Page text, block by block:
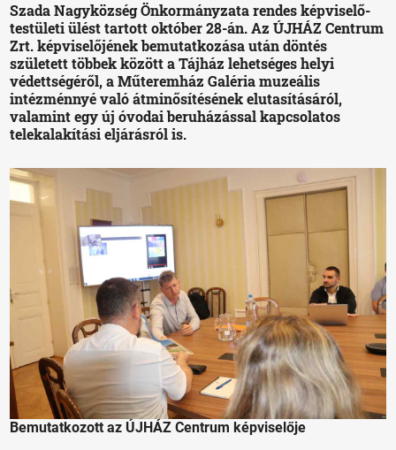
Szada Nagyközség Önkormányzata rendes képviselő-
testületi ülést tartott október 28-án. Az ÚJHÁZ Centrum
Zrt. képviselőjének bemutatkozása után döntés
született többek között a Tájház lehetséges helyi
védettségéről, a Műteremház Galéria muzeális
intézménnyé való átminősítésének elutasításáról,
valamint egy új óvodai beruházással kapcsolatos
telekalakítási eljárásról is.
Bemutatkozott az ÚJHÁZ Centrum képviselője